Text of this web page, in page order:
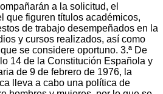
a la solicitud, el
que figuren títulos académicos,
de trabajo desempeñados en la
y cursos realizados, así como
se considere oportuno. 3.ª De
14 de la Constitución Española y
de 9 de febrero de 1976, la
lleva a cabo una política de